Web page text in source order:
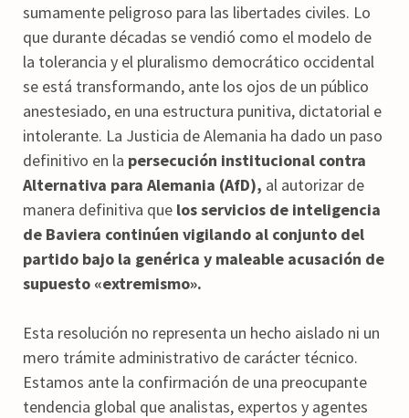
sumamente peligroso para las libertades civiles. Lo
que durante décadas se vendió como el modelo de
la tolerancia y el pluralismo democrático occidental
se está transformando, ante los ojos de un público
anestesiado, en una estructura punitiva, dictatorial e
intolerante. La Justicia de Alemania ha dado un paso
definitivo en la persecución institucional contra
Alternativa para Alemania (AfD), al autorizar de
manera definitiva que los servicios de inteligencia
de Baviera continúen vigilando al conjunto del
partido bajo la genérica y maleable acusación de
supuesto «extremismo».
Esta resolución no representa un hecho aislado ni un
mero trámite administrativo de carácter técnico.
Estamos ante la confirmación de una preocupante
tendencia global que analistas, expertos y agentes